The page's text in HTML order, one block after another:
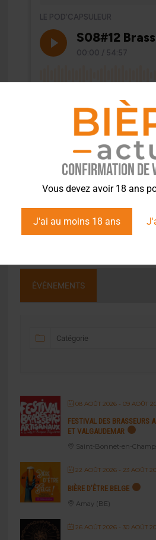
Confirmation de
Vous devez avoir 18 ans
J'ai au moins 18 ans
ÉVÉNEMENTS
08 AOÛT 2026- 09 AOÛT
FESTIVAL DES BRASSEURS
ET VALGAUDEMAR
Saint-Bonnet-en-
22 AOÛT 2026- 23 AOÛT
BIÈRE D’ÊTRE BELGE
Amay (BE)
26 AOÛT 2026- 30 AOÛT